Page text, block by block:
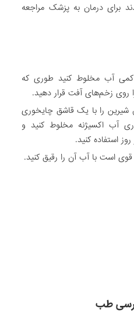
برای درمان به پزشک مراجعه
آب مخلوط کنید طوری که
روی زخم‌های آفت قرار دهید.
را با یک قاشق چایخوری
آب اکسیژنه مخلوط کنید و
استفاده کنید.
است با آب آن را رقیق کنید.
طب